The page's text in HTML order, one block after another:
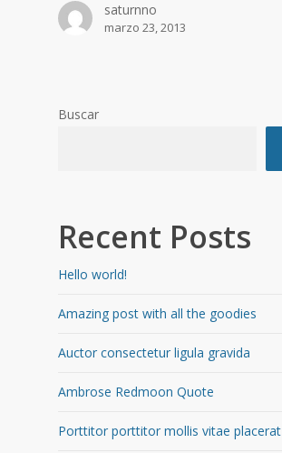
saturnno
marzo 23, 2013
Buscar
Recent Posts
Hello world!
Amazing post with all the goodies
Auctor consectetur ligula gravida
Ambrose Redmoon Quote
Porttitor porttitor mollis vitae placerat